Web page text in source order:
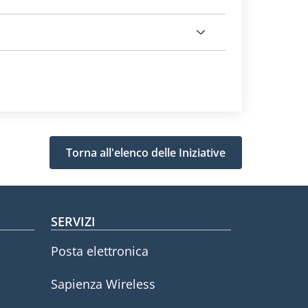
Torna all'elenco delle Iniziative
SERVIZI
Posta elettronica
Sapienza Wireless